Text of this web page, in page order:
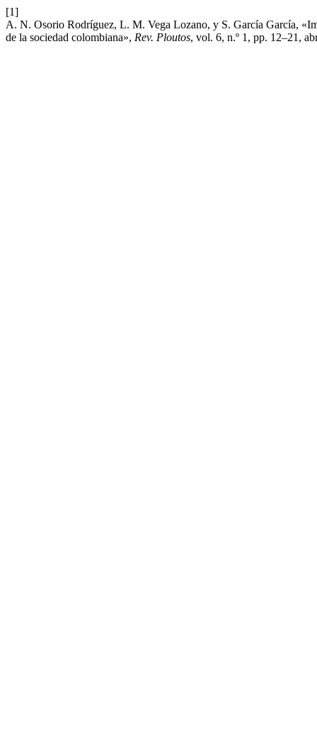
[1]
A. N. Osorio Rodríguez, L. M. Vega Lozano, y S. García García,
de la sociedad colombiana», Rev. Ploutos, vol. 6, n.º 1, pp. 12–21,